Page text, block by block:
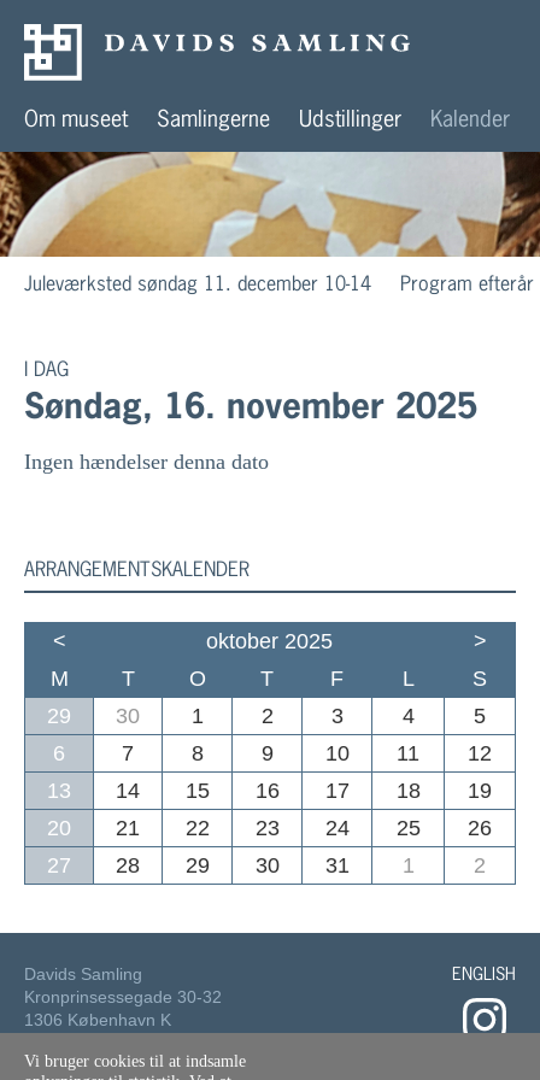
Om museet Samlingerne Udstillinger Kalender
Juleværksted søndag 11. december 10-14 Program
I DAG
Søndag, 16. november 2025
Ingen hændelser denna dato
ARRANGEMENTSKALENDER
< oktober 2025
>
M
T O T F L
S
29
30 1 2 3 4
5
6
7 8 9 10 11
12
13
14 15 16 17 18
19
20
21 22 23 24 25
26
27
28 29 30 31 1 2
Davids Samling
Kronprinsessegade 30-32
1306 København K
Tlf.: 33 73 49 49
ENGLISH
Vi bruger cookies til at indsamle